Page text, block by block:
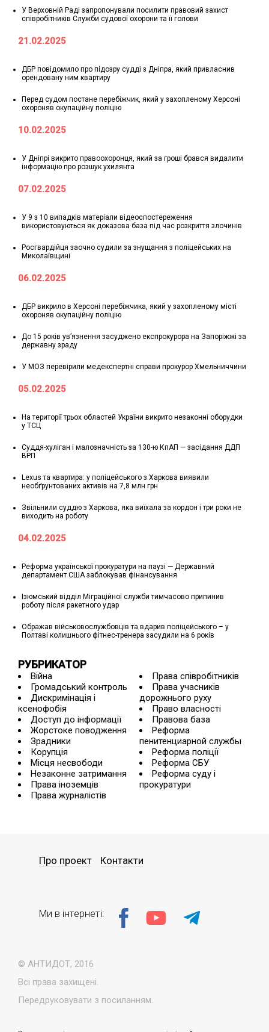
У Верховній Раді запропонували посилити правовий захист
співробітників Служби судової охорони та її голови
21.02.2025
ДБР повідомило про підозру судді з Дніпра, який привласнив
орендовану ним квартиру
Перед судом постане перебіжчик, який у захопленому Херсоні
охороняв окупаційну поліцію
10.02.2025
У Дніпрі викрито правоохоронця, який за гроші брався видалити
інформацію про розшук ухилянта
07.02.2025
У 9 з 10 випадків матеріали відеоспостереження
використовуються як доказова база під час розкриття злочинів
Росгвардійця заочно судили за знущання з поліцейських на
Миколаївщині
06.02.2025
ДБР викрило в Херсоні перебіжчика, який у захопленому місті
охороняв окупаційну поліцію
До 15 років ув’язнення засуджено експрокурора на Запоріжжі за
державну зраду
У МОЗ перевірили медекспертні справи прокурор Хмельниччини
05.02.2025
На території трьох областей України викрито незаконні оборудки
у ТСЦ
Суддя-хуліган і малозначність за 130-ю КпАП — засідання ДДП
ВРП
Lexus та квартира: у поліцейського з Харкова виявили
необґрунтованих активів на 7,8 млн грн
Звільнили суддю з Харкова, яка виїхала за кордон і три роки не
виходить на роботу
04.02.2025
Реформа української прокуратури на паузі — Державний
департамент США заблокував фінансування
Ізюмський відділ Міграційної служби тимчасово припинив
роботу після ракетного удар
Ображав військовослужбовців та вдарив поліцейського – у
Полтаві колишнього фітнес-тренера засудили на 6 років
РУБРИКАТОР
Війна
Громадський контроль
Дискримінація і
ксенофобія
Доступ до інформації
Жорстоке поводження
Зрадники
Корупція
Місця несвободи
Незаконне затримання
Права іноземців
Права журналістів
Права співробітників
Права учасників
дорожнього руху
Право власності
Правова база
Реформа
пенитенциарной службы
Реформа поліції
Реформа СБУ
Реформа суду і
прокуратури
© АНТИДОТ, 2016
Всі права захищені.
Передруковувати з посиланням.
Про проект Контакти
Ми в інтернеті: